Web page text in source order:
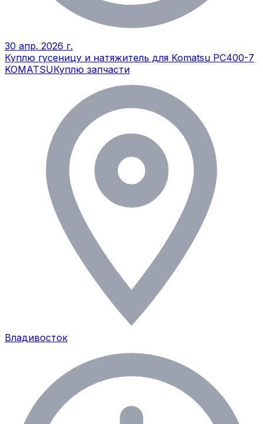
30 апр. 2026 г.
Куплю гусеницу и натяжитель для Komatsu PC400-7
KOMATSUКуплю запчасти
Владивосток